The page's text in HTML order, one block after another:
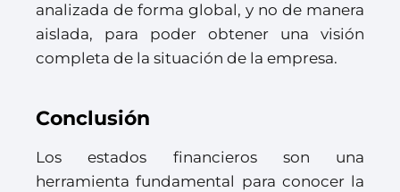
analizada de forma global, y no de manera
aislada, para poder obtener una visión
completa de la situación de la empresa.
Conclusión
Los estados financieros son una
herramienta fundamental para conocer la